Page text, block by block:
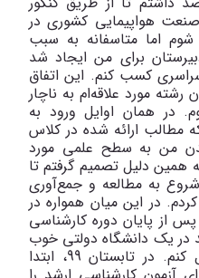
دانشگاه صنعت هواپیمایی کشوری در
شوم اما متاسفانه به سبب
برای من ایجاد شد
کسب کنم. این اتفاق
مورد علاقه‌ام به ناچار
در همان اوایل ورود به
مطالب ارائه شده در کلاس
من به سطح علمی مورد
همین دلیل تصمیم گرفتم تا
به مطالعه و جمع‌آوری
در این میان همواره در
از پایان دوره کارشناسی
در یک دانشگاه دولتی خوب
علاقه‌ام را به بهترین شکل دنبال کنم. در تابستان 99، ابتدا